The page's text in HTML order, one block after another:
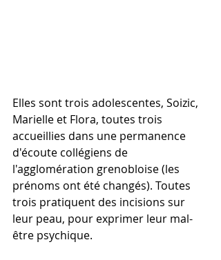
Elles sont trois adolescentes, Soizic,
Marielle et Flora, toutes trois
accueillies dans une permanence
d'écoute collégiens de
l'agglomération grenobloise (les
prénoms ont été changés). Toutes
trois pratiquent des incisions sur
leur peau, pour exprimer leur mal-
être psychique.